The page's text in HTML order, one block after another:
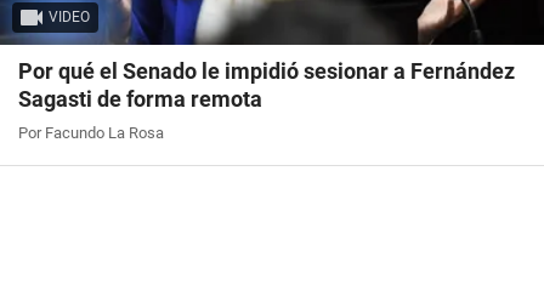
VIDEO
Por qué el Senado le impidió sesionar a Fernández
Sagasti de forma remota
Por Facundo La Rosa